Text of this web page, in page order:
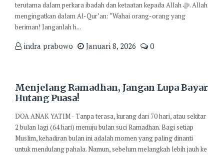
terutama dalam perkara ibadah dan ketaatan kepada Allah ﷻ. Allah
mengingatkan dalam Al-Qur’an: “Wahai orang-orang yang
beriman! Janganlah h...
indra prabowo Januari 8, 2026 0
Menjelang Ramadhan, Jangan Lupa Bayar
Hutang Puasa!
DOA ANAK YATIM - Tanpa terasa, kurang dari 70 hari, atau sekitar
2 bulan lagi (64 hari) menuju bulan suci Ramadhan. Bagi setiap
Muslim, kehadiran bulan ini adalah momen yang paling dinanti
untuk mendulang pahala. Namun, sebelum melangkah lebih jauh ke